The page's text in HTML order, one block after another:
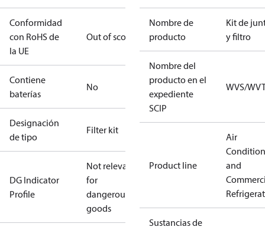
Conformidad
con RoHS de
la UE
Out of scope
Contiene
baterías
No
Designación
de tipo
Filter kit
DG Indicator
Profile
Not relevant
for
dangerous
goods
Nombre de
producto
Kit de
y filtro
Nombre del
producto en el
expediente
SCIP
WVS/
Product line
Air
and
Sustancias de